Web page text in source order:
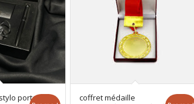
porte
coffret médaille